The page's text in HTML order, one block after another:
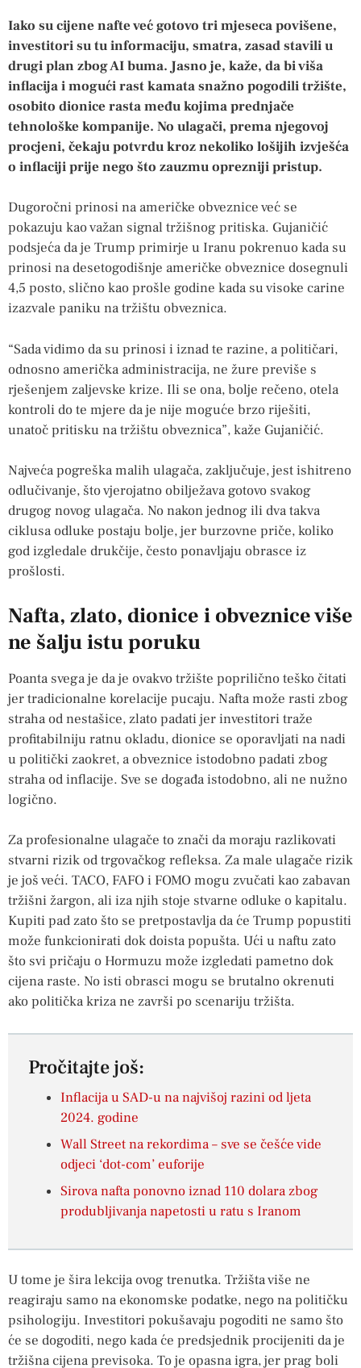
Iako su cijene nafte već gotovo tri mjeseca povišene,
investitori su tu informaciju, smatra, zasad stavili u
drugi plan zbog AI buma. Jasno je, kaže, da bi viša
inflacija i mogući rast kamata snažno pogodili tržište,
osobito dionice rasta među kojima prednjače
tehnološke kompanije. No ulagači, prema njegovoj
procjeni, čekaju potvrdu kroz nekoliko lošijih izvješća
o inflaciji prije nego što zauzmu oprezniji pristup.
Dugoročni prinosi na američke obveznice već se
pokazuju kao važan signal tržišnog pritiska. Gujaničić
podsjeća da je Trump primirje u Iranu pokrenuo kada su
prinosi na desetogodišnje američke obveznice dosegnuli
4,5 posto, slično kao prošle godine kada su visoke carine
izazvale paniku na tržištu obveznica.
“Sada vidimo da su prinosi i iznad te razine, a političari,
odnosno američka administracija, ne žure previše s
rješenjem zaljevske krize. Ili se ona, bolje rečeno, otela
kontroli do te mjere da je nije moguće brzo riješiti,
unatoč pritisku na tržištu obveznica”, kaže Gujaničić.
Najveća pogreška malih ulagača, zaključuje, jest ishitreno
odlučivanje, što vjerojatno obilježava gotovo svakog
drugog novog ulagača. No nakon jednog ili dva takva
ciklusa odluke postaju bolje, jer burzovne priče, koliko
god izgledale drukčije, često ponavljaju obrasce iz
prošlosti.
Nafta, zlato, dionice i obveznice više
ne šalju istu poruku
Poanta svega je da je ovakvo tržište poprilično teško čitati
jer tradicionalne korelacije pucaju. Nafta može rasti zbog
straha od nestašice, zlato padati jer investitori traže
profitabilniju ratnu okladu, dionice se oporavljati na nadi
u politički zaokret, a obveznice istodobno padati zbog
straha od inflacije. Sve se događa istodobno, ali ne nužno
logično.
Za profesionalne ulagače to znači da moraju razlikovati
stvarni rizik od trgovačkog refleksa. Za male ulagače rizik
je još veći. TACO, FAFO i FOMO mogu zvučati kao zabavan
tržišni žargon, ali iza njih stoje stvarne odluke o kapitalu.
Kupiti pad zato što se pretpostavlja da će Trump popustiti
može funkcionirati dok doista popušta. Ući u naftu zato
što svi pričaju o Hormuzu može izgledati pametno dok
cijena raste. No isti obrasci mogu se brutalno okrenuti
ako politička kriza ne završi po scenariju tržišta.
Pročitajte još:
Inflacija u SAD-u na najvišoj razini od ljeta
2024. godine
Wall Street na rekordima – sve se češće vide
odjeci ‘dot-com’ euforije
Sirova nafta ponovno iznad 110 dolara zbog
produbljivanja napetosti u ratu s Iranom
U tome je šira lekcija ovog trenutka. Tržišta više ne
reagiraju samo na ekonomske podatke, nego na političku
psihologiju. Investitori pokušavaju pogoditi ne samo što
će se dogoditi, nego kada će predsjednik procijeniti da je
tržišna cijena previsoka. To je opasna igra, jer prag boli